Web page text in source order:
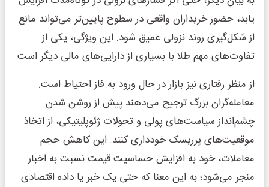
یابد، حضور خریداران واقعی در سطوح پایین‌تر می‌تواند مانع
از شکل‌گیری روند نزولی عمیق شود. این ویژگی، یکی از
تفاوت‌های مهم طلا با بسیاری از دارایی‌های مالی دیگر است.
از منظر رفتاری نیز بازار در حال ورود به فاز احتیاط است.
معامله‌گران بزرگ ترجیح می‌دهند پیش از روشن شدن
چشم‌انداز سیاست‌های پولی و تحولات ژئوپلیتیکی، از اتخاذ
موقعیت‌های پرریسک خودداری کنند. این کاهش حجم
معاملات، خود به افزایش حساسیت قیمت نسبت به اخبار
منجر می‌شود؛ به این معنا که حتی یک خبر یا داده اقتصادی